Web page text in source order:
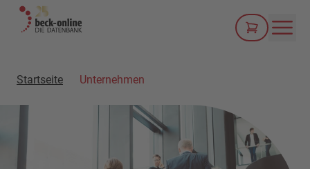
Startseite Unternehmen